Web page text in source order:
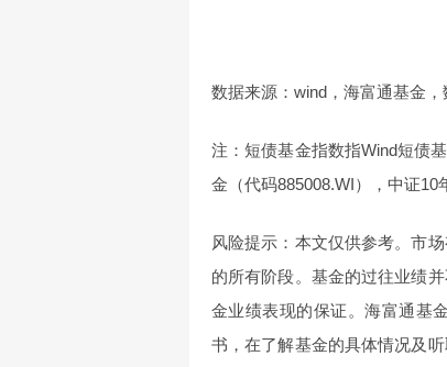
数据来源：wind，海富通基金
注：短债基金指数指Wind短债
金（代码885008.WI），中证10
风险提示：本文仅供参考。市
的所有阶段。基金的过往业绩
金业绩表现的保证。海富通基
书，在了解基金的具体情况及